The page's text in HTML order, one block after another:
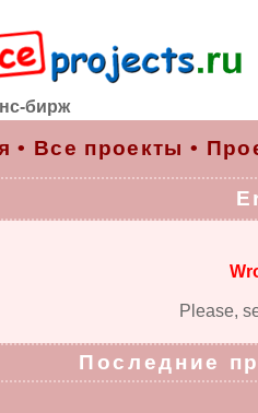
бирж
• Все проекты •
Please,
Последние